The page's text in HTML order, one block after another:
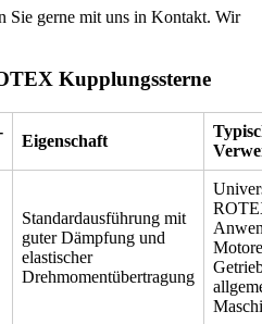
Sie gerne mit uns in Kontakt. Wir
Kupplungssterne
Eigenschaft
Standardausführung mit
guter Dämpfung und
elastischer
Drehmomentübertragung